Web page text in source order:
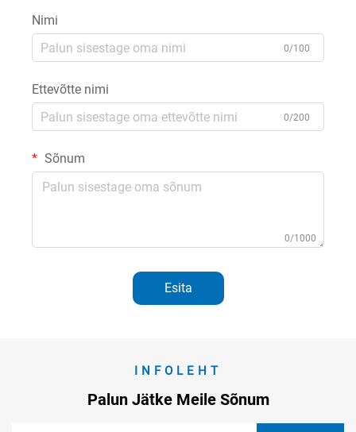
Nimi
0/100
Ettevõtte nimi
0/200
Sõnum
0/1000
Esita
INFOLEHT
Palun Jätke Meile Sõnum